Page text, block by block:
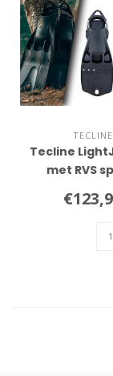
TECLINE
Tecline
met RVS